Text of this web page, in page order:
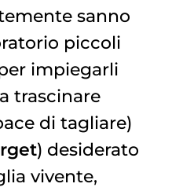
sanno
piccoli
impiegarli
trascinare
di tagliare)
) desiderato
vivente,